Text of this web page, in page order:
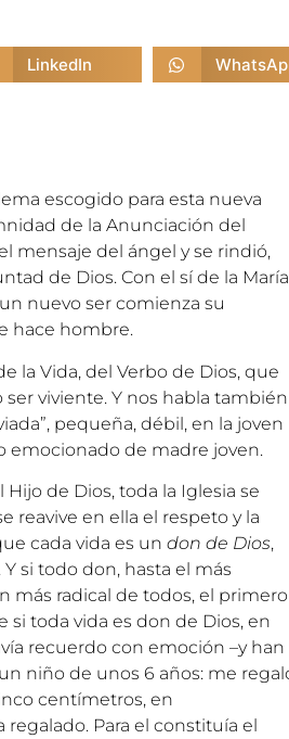
LinkedIn
escogido para esta nueva
de la Anunciación del
mensaje del ángel y se rindió,
de Dios. Con el sí de la
nuevo ser comienza su
hace hombre.
la Vida, del Verbo de Dios, que
viviente. Y nos habla también
pequeña, débil, en la joven
emocionado de madre joven.
de Dios, toda la Iglesia se
reavive en ella el respeto y la
cada vida es un don de Dios,
si todo don, hasta el más
más radical de todos, el primero
toda vida es don de Dios, en
recuerdo con emoción –y han
niño de unos 6 años: me
centímetros, en
Para el constituía el